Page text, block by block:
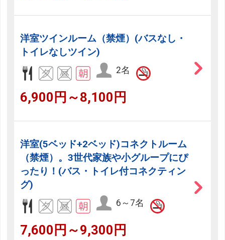
洋室ツインルーム（禁煙）(バスなし・
トイレなしツイン)
2名
6,900円～8,100円
洋室(5ベッド+2ベッド)コネクトルーム
（禁煙）。3世代家族や小グループにぴ
ったり！(バス・トイレ付コネクティン
グ)
6～7名
7,600円～9,300円